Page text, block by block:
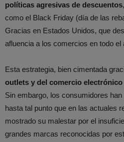
políticas agresivas de descuentos
como el Black Friday (día de las
Gracias en Estados Unidos, que
afluencia a los comercios en todo el
Esta estrategia, bien cimentada
outlets y del comercio electrónico
Sin embargo, los consumidores
hasta tal punto que en las actuales
mostrado su malestar por el
grandes marcas reconocidas por